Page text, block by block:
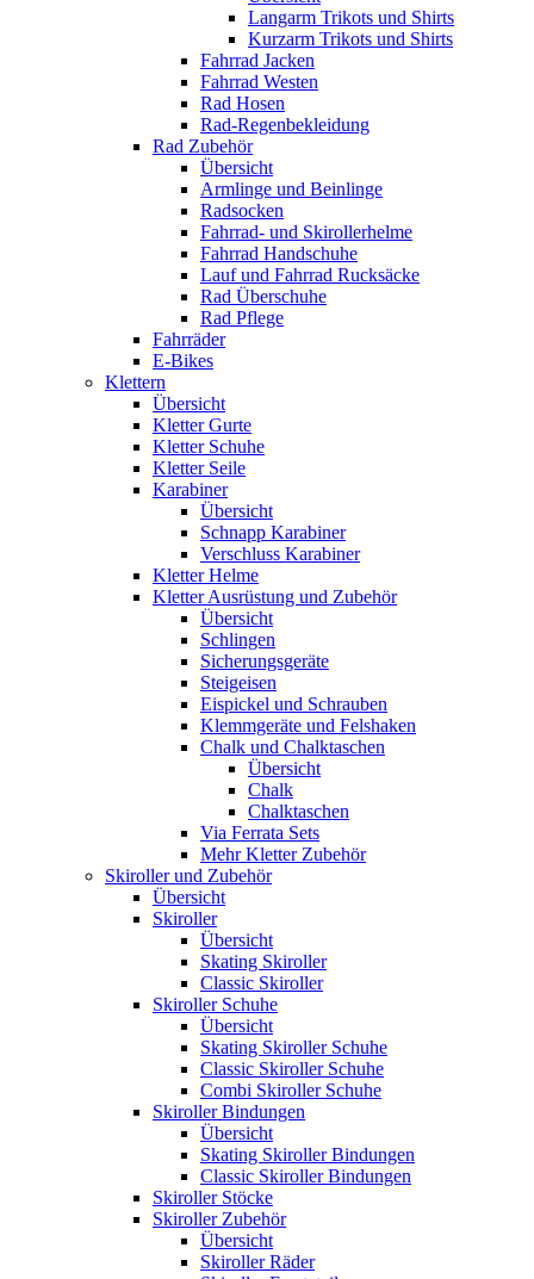
Langarm Trikots und Shirts
Kurzarm Trikots und Shirts
Fahrrad Jacken
Fahrrad Westen
Rad Hosen
Rad-Regenbekleidung
Rad Zubehör
Übersicht
Armlinge und Beinlinge
Radsocken
Fahrrad- und Skirollerhelme
Fahrrad Handschuhe
Lauf und Fahrrad Rucksäcke
Rad Überschuhe
Rad Pflege
Fahrräder
E-Bikes
Klettern
Übersicht
Kletter Gurte
Kletter Schuhe
Kletter Seile
Karabiner
Übersicht
Schnapp Karabiner
Verschluss Karabiner
Kletter Helme
Kletter Ausrüstung und Zubehör
Übersicht
Schlingen
Sicherungsgeräte
Steigeisen
Eispickel und Schrauben
Klemmgeräte und Felshaken
Chalk und Chalktaschen
Übersicht
Chalk
Chalktaschen
Via Ferrata Sets
Mehr Kletter Zubehör
Skiroller und Zubehör
Übersicht
Skiroller
Übersicht
Skating Skiroller
Classic Skiroller
Skiroller Schuhe
Übersicht
Skating Skiroller Schuhe
Classic Skiroller Schuhe
Combi Skiroller Schuhe
Skiroller Bindungen
Übersicht
Skating Skiroller Bindungen
Classic Skiroller Bindungen
Skiroller Stöcke
Skiroller Zubehör
Übersicht
Skiroller Räder